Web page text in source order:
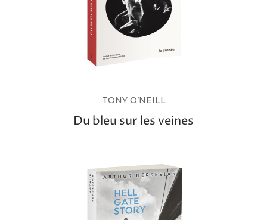
TONY O’NEILL
Du bleu sur les veines